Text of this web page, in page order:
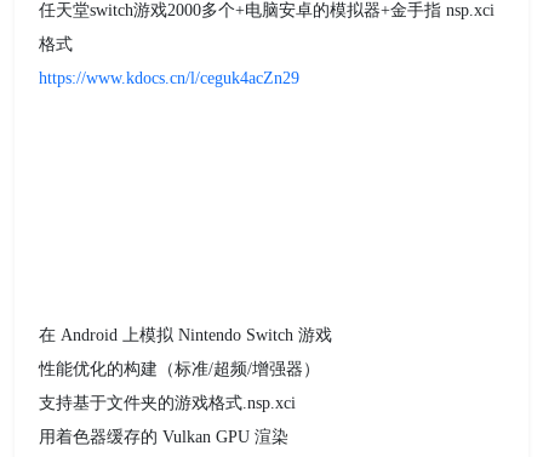
任天堂switch游戏2000多个+电脑安卓的模拟器+金手指 nsp.xci
格式
https://www.kdocs.cn/l/ceguk4acZn29
在 Android 上模拟 Nintendo Switch 游戏
性能优化的构建（标准/超频/增强器）
支持基于文件夹的游戏格式.nsp.xci
用着色器缓存的 Vulkan GPU 渲染